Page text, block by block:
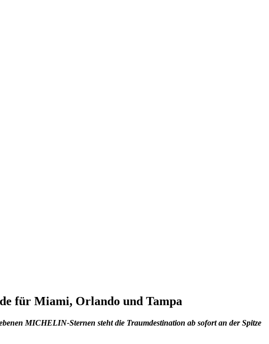
für Miami, Orlando und Tampa
MICHELIN-Sternen steht die Traumdestination ab sofort an der Spitze